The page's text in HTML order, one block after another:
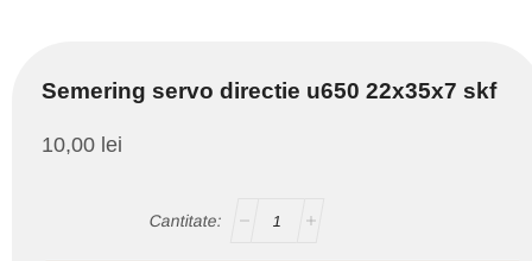
Semering servo directie u650 22x35x7 skf
10,00 lei